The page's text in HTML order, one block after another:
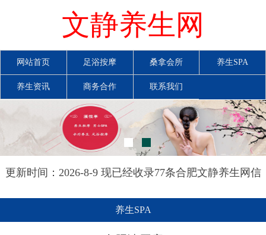
文静养生网
网站首页 足浴按摩 桑拿会所 养生SPA
养生资讯 商务合作 联系我们
更新时间：2026-8-9 现已经收录77条合肥文静养生网信
养生SPA